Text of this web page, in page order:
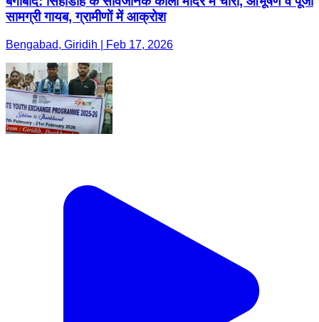
सामग्री गायब, ग्रामीणों में आक्रोश
Bengabad, Giridih | Feb 17, 2026